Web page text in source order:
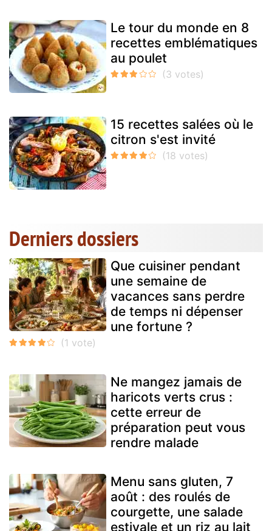
Le tour du monde en 8
recettes emblématiques
au poulet
15 recettes salées où le
citron s'est invité
Derniers dossiers
Que cuisiner pendant
une semaine de
vacances sans perdre
de temps ni dépenser
une fortune ?
Ne mangez jamais de
haricots verts crus :
cette erreur de
préparation peut vous
rendre malade
Menu sans gluten, 7
août : des roulés de
courgette, une salade
estivale et un riz au lait